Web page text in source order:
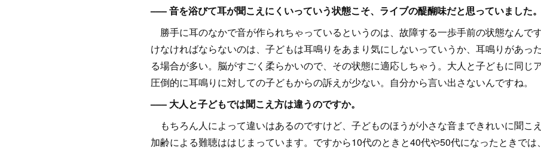
––– 音を浴びて耳が聞こえにくいっていう状態こそ、ライブの醍醐味だと思っていました。
勝手に耳のなかで音が作られちゃっているというのは、故障する一歩手前の状態なんで
けなければならないのは、子どもは耳鳴りをあまり気にしないっていうか、耳鳴りがあっ
る場合が多い。脳がすごく柔らかいので、その状態に適応しちゃう。大人と子どもに同じ
圧倒的に耳鳴りに対しての子どもからの訴えが少ない。自分から言い出さないんですね。
––– 大人と子どもでは聞こえ方は違うのですか。
もちろん人によって違いはあるのですけど、子どものほうが小さな音まできれいに聞こ
加齢による難聴ははじまっています。ですから10代のときと40代や50代になったときでは